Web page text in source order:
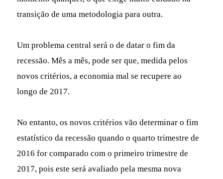
transição de uma metodologia para outra.
Um problema central será o de datar o fim da
recessão. Mês a mês, pode ser que, medida pelos
novos critérios, a economia mal se recupere ao
longo de 2017.
No entanto, os novos critérios vão determinar o fim
estatístico da recessão quando o quarto trimestre de
2016 for comparado com o primeiro trimestre de
2017, pois este será avaliado pela mesma nova